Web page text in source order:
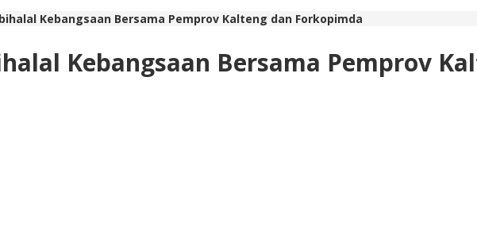
Kebangsaan Bersama Pemprov Kalteng dan Forkopimda
Kebangsaan Bersama Pemprov